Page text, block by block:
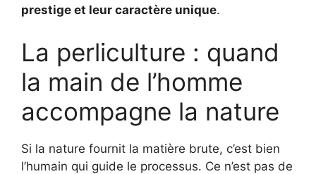
prestige et leur caractère unique.
La perliculture : quand
la main de l’homme
accompagne la nature
Si la nature fournit la matière brute, c’est bien
l’humain qui guide le processus. Ce n’est pas de